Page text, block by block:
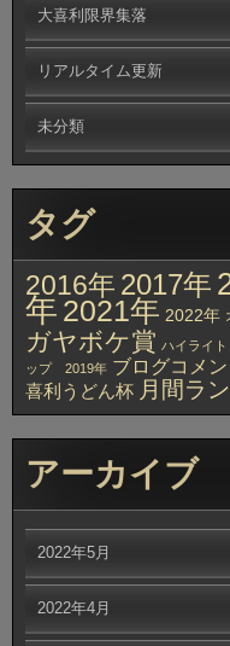
大喜利限界集落
リアルタイム更新
未分類
タグ
2016年 2017年
年 2021年 2022年
ガヤボケ賞 ハイライト
ップ 2019年 ブログコメ
喜利うどん杯 月間ラ
アーカイブ
2022年5月
2022年4月